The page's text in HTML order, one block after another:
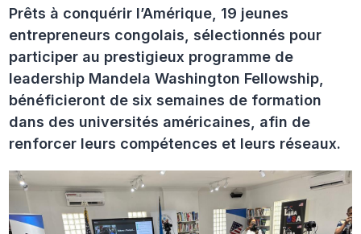
Prêts à conquérir l’Amérique, 19 jeunes
entrepreneurs congolais, sélectionnés pour
participer au prestigieux programme de
leadership Mandela Washington Fellowship,
bénéficieront de six semaines de formation
dans des universités américaines, afin de
renforcer leurs compétences et leurs réseaux.